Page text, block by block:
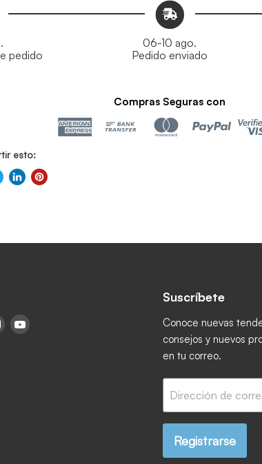
pedido
06-10 ago.
Pedido enviado
Compras Seguras con
esto:
en Correo electrónico
en Facebook
Encuéntrenos en Instagram
Suscríbete
Conoce nuevas
consejos y nuevos
en tu correo.
Dirección de
Registrarse